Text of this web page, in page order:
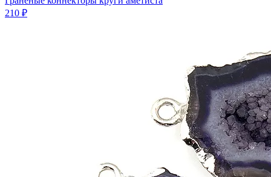
210 ₽